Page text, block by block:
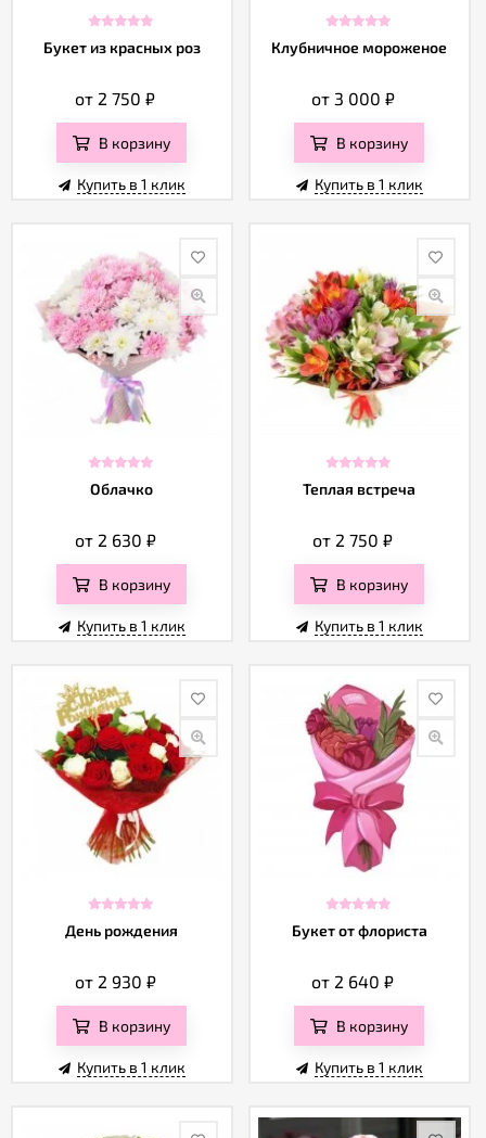
Букет из красных роз
от 2 750₽
В корзину
Купить в 1 клик
Клубничное мороженое
от 3 000 ₽
В корзину
Купить в 1 клик
Облачко
от 2 630 ₽
В корзину
Купить в 1 клик
Теплая встреча
от 2 750₽
В корзину
Купить в 1 клик
День рождения
от 2 930 ₽
В корзину
Купить в 1 клик
Букет от флориста
от 2 640₽
В корзину
Купить в 1 клик